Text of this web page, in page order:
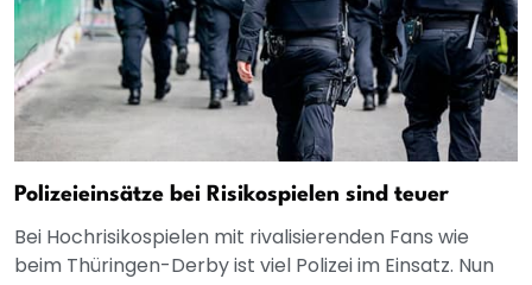
Polizeieinsätze bei Risikospielen sind teuer
Bei Hochrisikospielen mit rivalisierenden Fans wie
beim Thüringen-Derby ist viel Polizei im Einsatz. Nun